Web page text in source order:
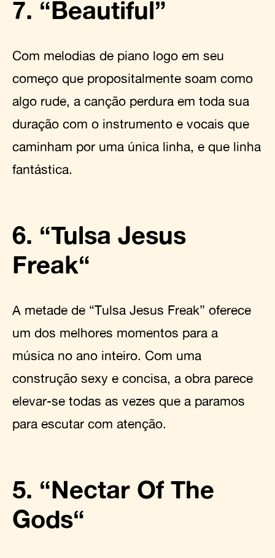
7. “Beautiful”
Com melodias de piano logo em seu
começo que propositalmente soam como
algo rude, a canção perdura em toda sua
duração com o instrumento e vocais que
caminham por uma única linha, e que linha
fantástica.
6. “Tulsa Jesus
Freak“
A metade de “Tulsa Jesus Freak” oferece
um dos melhores momentos para a
música no ano inteiro. Com uma
construção sexy e concisa, a obra parece
elevar-se todas as vezes que a paramos
para escutar com atenção.
5. “Nectar Of The
Gods“